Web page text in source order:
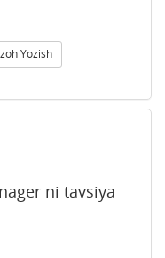
Yozish
ni tavsiya